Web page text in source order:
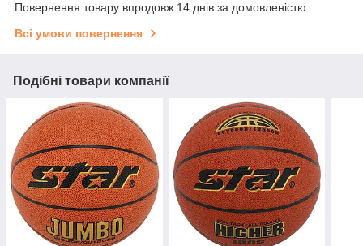
Повернення товару впродовж 14 днів за домовленістю
Всі умови повернення
Подібні товари компанії